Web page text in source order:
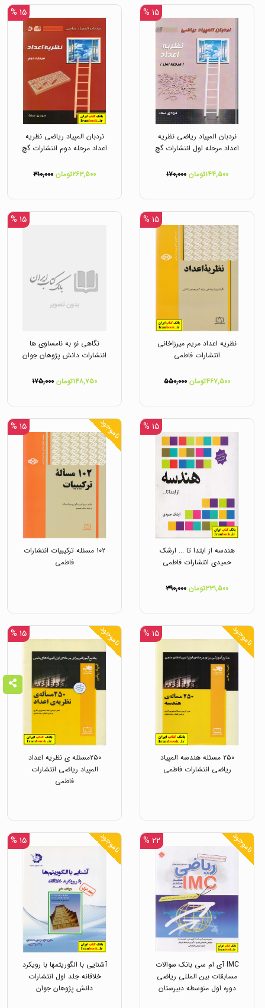
۱۵ %
نردبان المپیاد ریاضی نظریه
اعداد مرحله اول انتشارات گچ
۱۴۴,۵۰۰تومان ۱۷۰,۰۰۰
۱۵ %
نردبان المپیاد ریاضی نظریه
اعداد مرحله دوم انتشارات گچ
۲۶۳,۵۰۰تومان ۳۱۰,۰۰۰
۱۵ %
نظریه اعداد مریم میرزاخانی
انتشارات فاطمی
۴۶۷,۵۰۰تومان ۵۵۰,۰۰۰
۱۵ %
نگاهی نو به نامساوی ها
انتشارات دانش پژوهان جوان
۱۴۸,۷۵۰تومان ۱۷۵,۰۰۰
۱۵ %
هندسه از ابتدا تا ... ارشک
حمیدی انتشارات فاطمی
۳۳۱,۵۰۰تومان ۳۹۰,۰۰۰
ناموجود ۱۵ %
۱۰۲ مسئله ترکیبیات انتشارات
فاطمی
ناموجود ۱۵ %
۲۵۰ مسئله هندسه المپیاد
ریاضی انتشارات فاطمی
ناموجود ۱۵ %
۲۵۰مسئله ی نظریه اعداد
المپیاد ریاضی انتشارات
فاطمی
ناموجود ۲۲ %
IMC آی ام سی بانک سوالات
مسابقات بین المللی ریاضی
دوره اول متوسطه دبیرستان
ناموجود ۱۵ %
آشنایی با الگوریتمها با رویکرد
خلاقانه جلد اول انتشارات
دانش پژوهان جوان